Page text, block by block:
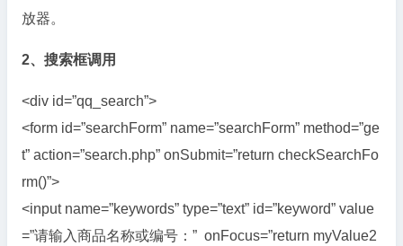
放器。
2、搜索框调用
<div id=”qq_search”>
<form id=”searchForm” name=”searchForm” method=”ge
t” action=”search.php” onSubmit=”return checkSearchFo
rm()”>
<input name=”keywords” type=”text” id=”keyword” value
=”请输入商品名称或编号：” onFocus=”return myValue2